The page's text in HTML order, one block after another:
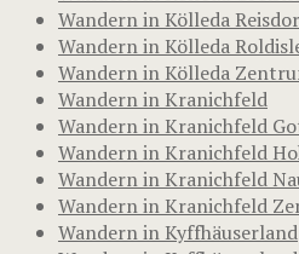
Wandern in Kölleda
Wandern in Kölleda
Wandern in Kölleda
Wandern in Kranichfeld
Wandern in Kranichfeld
Wandern in Kranichfeld
Wandern in Kranichfeld
Wandern in Kranichfeld
Wandern in Kyffhäuserland